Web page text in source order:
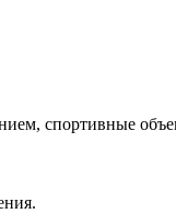
спортивные